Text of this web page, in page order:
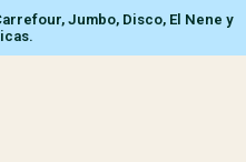
Jumbo, Disco, El Nene y